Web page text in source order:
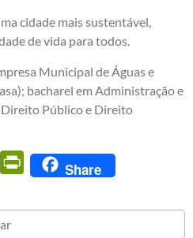
cidade mais sustentável,
de vida para todos.
Municipal de Águas e
bacharel em Administração e
Público e Direito
Email PrintFriendly
Share